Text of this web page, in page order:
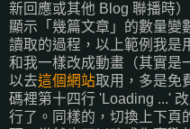
新回應或其他 Blog 聯播時
顯示「幾篇文章」的數量變
讀取的過程，以上範例我是
和我一樣改成動畫（其實是
以去這個網站取用，多是免
碼裡第十四行 'Loading ...'
行了。同樣的，切換上下頁